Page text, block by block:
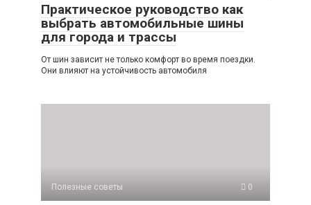
Практическое руководство как
выбрать автомобильные шины
для города и трассы
От шин зависит не только комфорт во время поездки.
Они влияют на устойчивость автомобиля
Полезные советы 0